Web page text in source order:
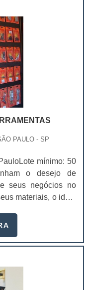
PAULO - SP
mínimo: 50
o desejo de
seus negócios no
materiais, o ideal
acondicionamento
empresa, de modo